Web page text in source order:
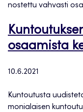
nostettu vahvasti
osaamista
10.6.2021
Kuntoutusta
monialaisen